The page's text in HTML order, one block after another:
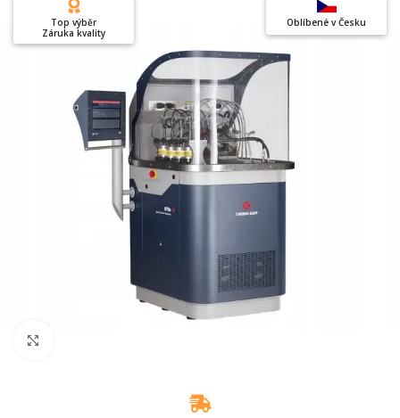
Oblíbené v Česku
Top výběr
Záruka kvality